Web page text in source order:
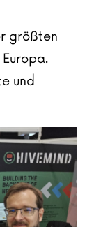
größten
und